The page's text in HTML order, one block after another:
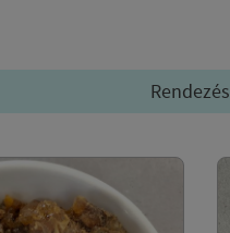
Rendezés